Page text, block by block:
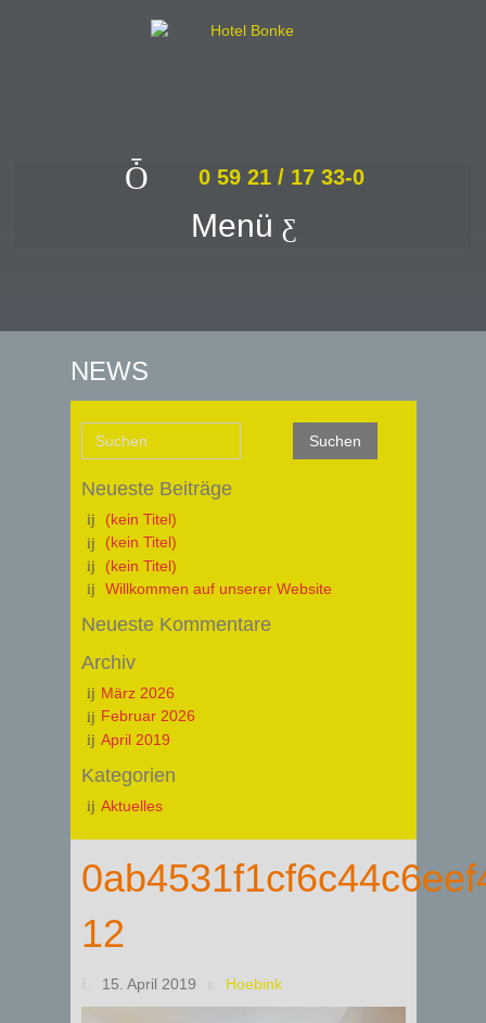
0 59 21 / 17 33-0
Menü
NEWS
Neueste Beiträge
(kein Titel)
(kein Titel)
(kein Titel)
Willkommen auf unserer Website
Neueste Kommentare
Archiv
März 2026
Februar 2026
April 2019
Kategorien
Aktuelles
12
15. April 2019 Hoebink